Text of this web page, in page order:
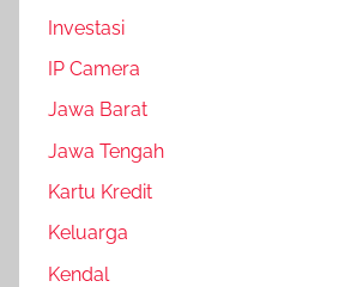
Investasi
IP Camera
Jawa Barat
Jawa Tengah
Kartu Kredit
Keluarga
Kendal